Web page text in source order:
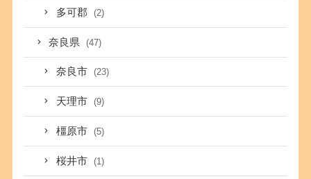
多可郡 (2)
奈良県 (47)
奈良市 (23)
天理市 (9)
橿原市 (5)
桜井市 (1)